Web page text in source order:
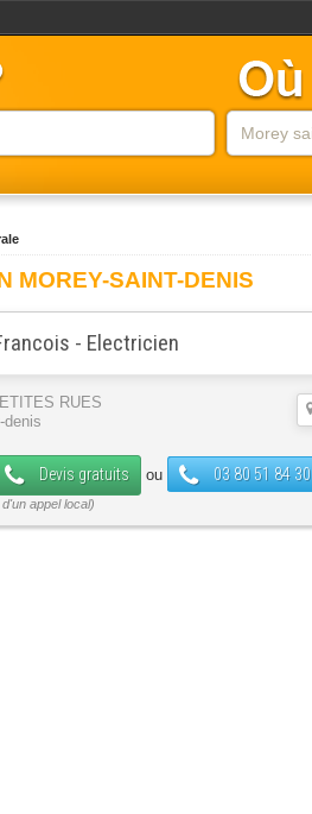
MOREY-SAINT-DENIS
- Electricien
RUES
denis
Devis gratuits ou 03 80 51 84 30